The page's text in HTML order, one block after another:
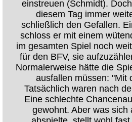
einstreuen (Schmidt).
diesem Tag immer
schließlich den Gefallen.
schloss er mit einem
im gesamten Spiel noch
für den BFV, sie
Normalerweise hätte die
ausfallen müssen: "Mit
Tatsächlich waren nach
Eine schlechte
gewohnt. Aber was sich